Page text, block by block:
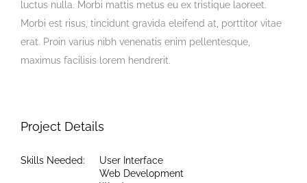
luctus nulla. Morbi mattis metus eu ex tristique laoreet.
Morbi est risus, tincidunt gravida eleifend at, porttitor vitae
erat. Proin varius nibh venenatis enim pellentesque,
maximus facilisis lorem hendrerit.
Project Details
Skills Needed:
User Interface
Web Development